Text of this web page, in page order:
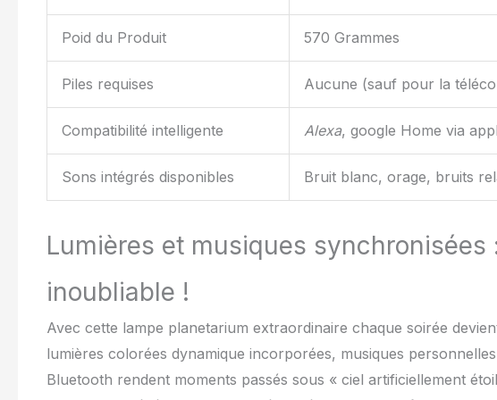
Poid du Produit 570 Grammes
Piles requises Aucune (sauf pour la
Compatibilité intelligente Alexa, google Home via
Sons intégrés disponibles Bruit blanc, orage, bruits
Lumières et musiques synchronisées
inoubliable !
Avec cette lampe planetarium extraordinaire chaque soirée
lumières colorées dynamique incorporées, musiques
Bluetooth rendent moments passés sous « ciel artificiellement